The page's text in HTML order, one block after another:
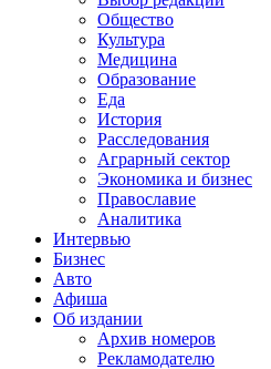
Общество
Культура
Медицина
Образование
Еда
История
Расследования
Аграрный сектор
Экономика и бизнес
Православие
Аналитика
Интервью
Бизнес
Авто
Афиша
Об издании
Архив номеров
Рекламодателю